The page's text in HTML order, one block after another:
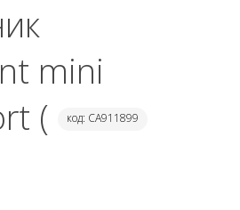
mini
(
код: CA911899